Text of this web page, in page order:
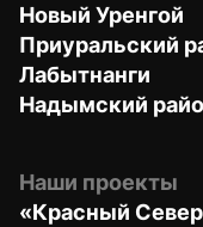
Новый Уренгой
Приуральский
Лабытнанги
Надымский
Наши проекты
«Красный